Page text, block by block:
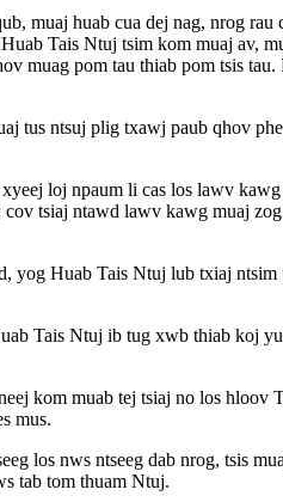
muaj huab cua dej nag, nrog rau
Tais Ntuj tsim kom muaj av,
muag pom tau thiab pom tsis tau.
tus ntsuj plig txawj paub qhov
loj npaum li cas los lawv
cov tsiaj ntawd lawv kawg muaj
yog Huab Tais Ntuj lub txiaj
Tais Ntuj ib tug xwb thiab koj
kom muab tej tsiaj no los hloov
mus.
los nws ntseeg dab nrog, tsis
tab tom thuam Ntuj.